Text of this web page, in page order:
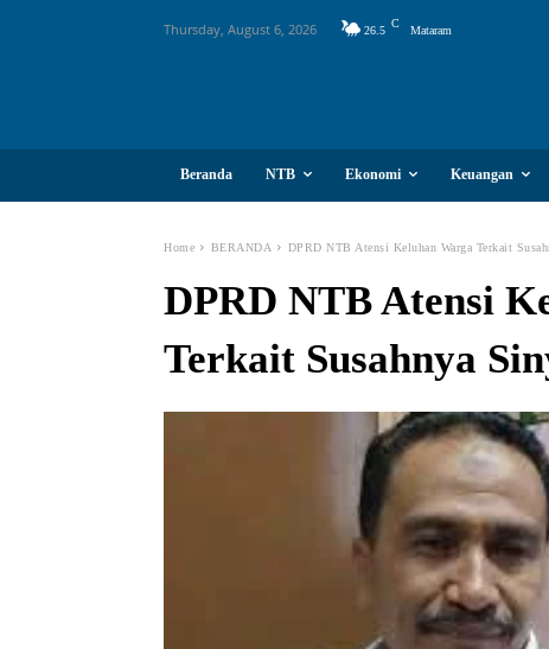
Thursday, August 6, 2026 26.5
C
Mataram
Beranda NTB Ekonomi Keuangan
Home BERANDA DPRD NTB Atensi Keluhan Warga Terkait
DPRD NTB Atensi
Terkait Susahnya